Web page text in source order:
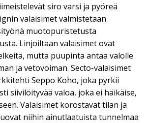
siro varsi ja pyöreä
valaisimet valmistetaan
muotopuristetusta
Linjoiltaan valaisimet ovat
mutta puupinta antaa valolle
ja vetovoiman. Secto-valaisimet
Seppo Koho, joka pyrkii
siivilöityvää valoa, joka ei häikäise,
Valaisimet korostavat tilan ja
niihin ainutlaatuista tunnelmaa